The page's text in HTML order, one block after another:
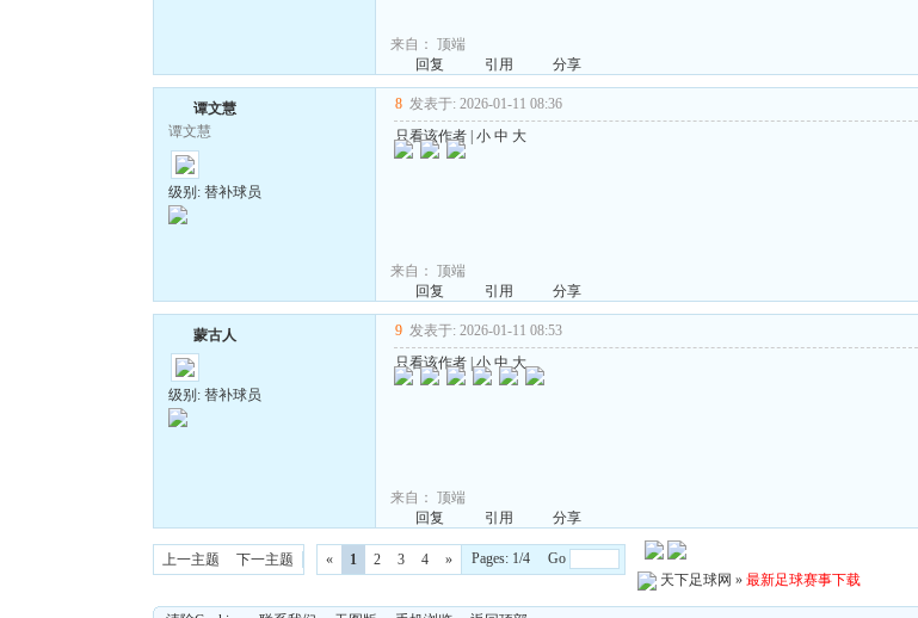
来自： 顶端
回复
引用 分享
谭文慧
谭文慧
级别: 替补球员
8 发表于: 2026-01-11 08:36
只看该作者| 小 中 大
来自： 顶端
回复
引用 分享
蒙古人
级别: 替补球员
9 发表于: 2026-01-11 08:53
只看该作者|小 中 大
来自： 顶端
回复
引用 分享
上一主题 下一主题 « 1 2 3 4 »
Pages: 1/4 Go
天下足球网 » 最新足球赛事下载